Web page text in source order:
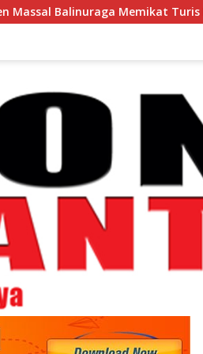
Balinuraga Memikat Turis Italia